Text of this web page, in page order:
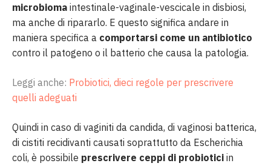
microbioma intestinale-vaginale-vescicale in disbiosi,
ma anche di ripararlo. E questo significa andare in
maniera specifica a comportarsi come un antibiotico
contro il patogeno o il batterio che causa la patologia.
Leggi anche: Probiotici, dieci regole per prescrivere
quelli adeguati
Quindi in caso di vaginiti da candida, di vaginosi batterica,
di cistiti recidivanti causati soprattutto da Escherichia
coli, è possibile prescrivere ceppi di probiotici in